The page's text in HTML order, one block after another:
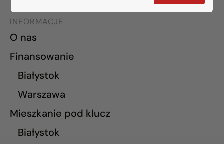
INFORMACJE
O nas
Finansowanie
Białystok
Warszawa
Mieszkanie pod klucz
Białystok